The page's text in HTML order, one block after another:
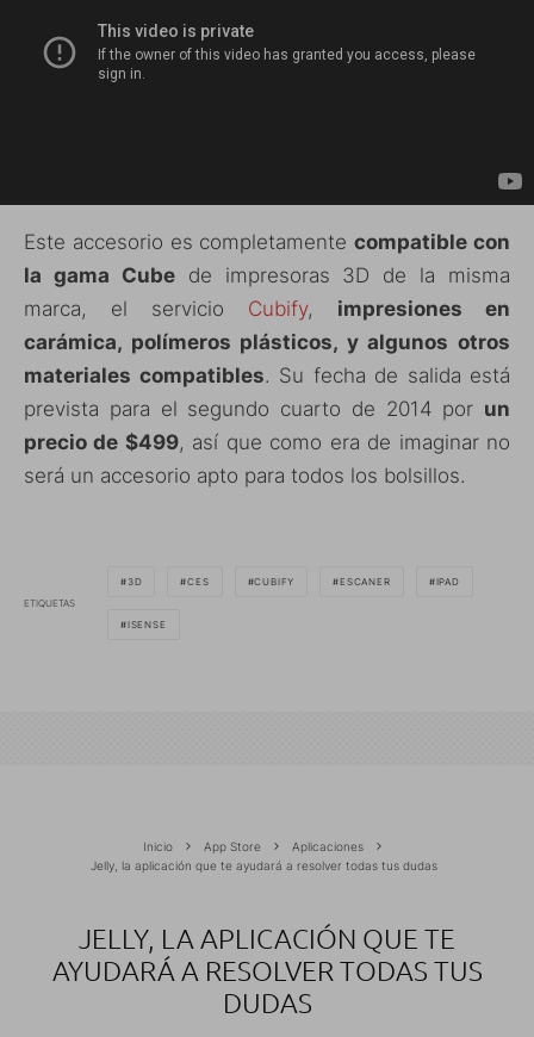
Este accesorio es completamentecompatible con
la gama Cubede impresoras 3D de la misma
marca, el servicio Cubify, impresiones en
carámica, polímeros plásticos, y algunos otros
materiales compatibles. Su fecha de salida está
prevista para el segundo cuarto de 2014 por un
precio de $499, así que como era de imaginar no
será un accesorio apto para todos los bolsillos.
ETIQUETAS
3D CES CUBIFY ESCANER IPAD
ISENSE
Inicio App Store
Aplicaciones
Jelly, la aplicación que te ayudará a resolver todas tus dudas
JELLY, LA APLICACIÓN QUE TE
AYUDARÁ A RESOLVER TODAS TUS
DUDAS